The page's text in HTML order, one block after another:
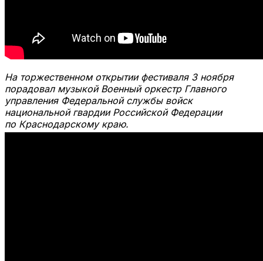
На торжественном открытии фестиваля 3 ноября
порадовал музыкой Военный оркестр Главного
управления Федеральной службы войск
национальной гвардии Российской Федерации
по Краснодарскому краю.